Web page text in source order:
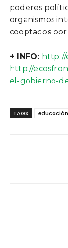
poderes
organismos
cooptados
+ INFO: http://
http://
el-gobierno-
TAGS educación